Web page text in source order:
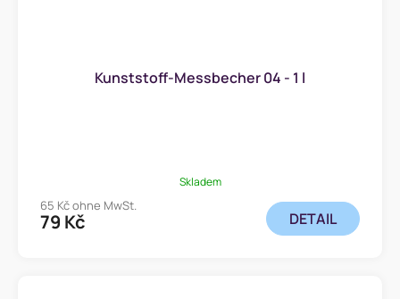
Kunststoff-Messbecher 04 - 1 l
Skladem
65 Kč ohne MwSt.
79 Kč DETAIL